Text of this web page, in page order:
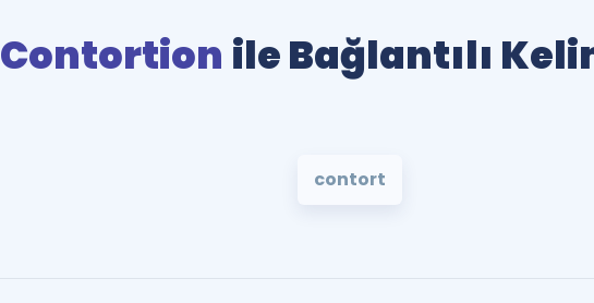
Contortion ile Bağlantılı
contort